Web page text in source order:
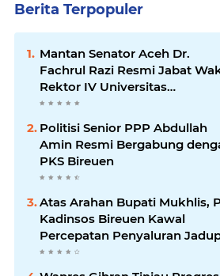
Berita Terpopuler
Mantan Senator Aceh Dr.
Fachrul Razi Resmi Jabat
Rektor IV Universitas
Kartamulia Purwakarta
Politisi Senior PPP Abdullah
Amin Resmi Bergabung
PKS Bireuen
Atas Arahan Bupati Mukhlis,
Kadinsos Bireuen Kawal
Percepatan Penyaluran
Intens Berkoordinasi dengan
Kemensos